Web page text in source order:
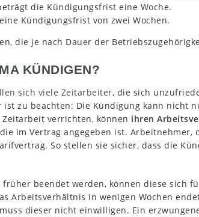
die Kündigungsfrist eine Woche.
Kündigungsfrist von zwei Wochen.
die je nach Dauer der
KÜNDIGEN?
sich viele Zeitarbeiter, die sich
zu beachten: Die Kündigung kann nicht
verrichten, können ihren
im Vertrag angegeben ist. Arbeitnehmer,
So stellen sie sicher, dass die
beendet werden, können diese sich
Arbeitsverhältnis in wenigen Wochen
dieser nicht einwilligen. Ein